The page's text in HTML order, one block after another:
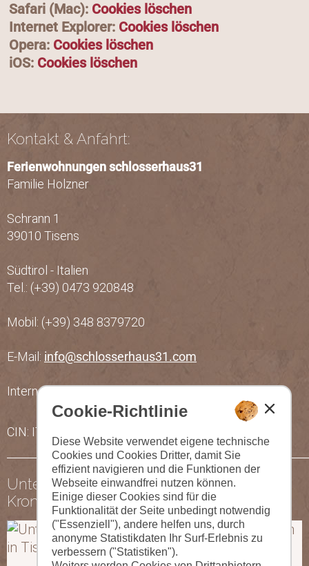
Cookie-Richtlinie
Diese Website verwendet eigene technische
Cookies und Cookies Dritter, damit Sie
effizient navigieren und die Funktionen der
Webseite einwandfrei nutzen können.
Einige dieser Cookies sind für die
Funktionalität der Seite unbedingt notwendig
("Essenziell"), andere helfen uns, durch
anonyme Statistikdaten Ihr Surf-Erlebnis zu
verbessern ("Statistiken").
Safari (Mac): Cookies löschen
Internet Explorer: Cookies löschen
Opera: Cookies löschen
iOS: Cookies löschen
Kontakt & Anfahrt:
Ferienwohnungen schlosserhaus31
Familie Holzner
Schrann 1
39010 Tisens
Südtirol - Italien
Tel.: (+39) 0473 920848
Mobil: (+39) 348 8379720
E-Mail: info@schlosserhaus31.com
Internet:www.schlosserhaus31.com
CIN: IT021099B4AKQD5YB2
Unter gleicher Führung - Residence
Kronstein: